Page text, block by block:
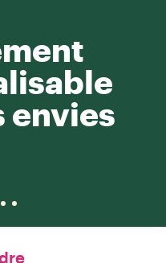
envies